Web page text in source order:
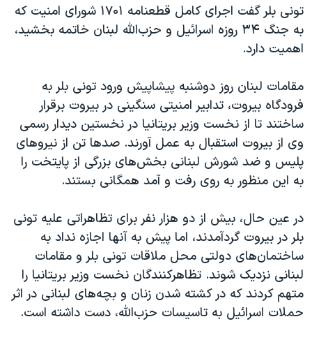
دادگاه حمید نوری
چهل سال گروگان‌گیری
اعتراضات مردمی آبان ۹۸
اسرائیل در جنگ
نرگس محمدی برنده جایزه نوبل صلح
همایش محافظه‌کاران آمریکا «سی‌پک»
سفر پرزیدنت ترامپ به چین
تونی بلر گفت اجرای کامل قطعنامه ۱۷۰۱ شورای امنيت که
به جنگ ۳۴ روزه اسرائيل و حزب‌الله لبنان خاتمه بخشيد،
اهميت دارد.
مقامات لبنان روز دوشنبه پيشاپيش ورود تونی بلر به
فرودگاه بيروت، تدابير امنيتی سنگينی در بيروت برقرار
ساختند تا از نخست وزير بريتانيا در نخستين ديدار رسمی
وی از بيروت استقبال به عمل آورند. صدها تن از نيروهای
پليس و ضد شورش لبنانی بخش‌های بزرگی از پايتخت را
به اين منظور به روی رفت و آمد همگانی بستند.
در عين حال، بيش از دو هزار نفر برای تظاهراتی عليه تونی
بلر در بيروت گردآمدند، اما پيش به آنها اجازه نداد به
ساختمان‌های دولتی محل ملاقات تونی بلر و مقامات
لبنانی نزديک شوند. تظاهرکنندگان نخست وزير بريتانيا را
متهم کردند که در کشته شدن زنان و بچه‌های لبنانی در اثر
حملات اسرائيل به تاسيسات حزب‌الله، دست داشته است.